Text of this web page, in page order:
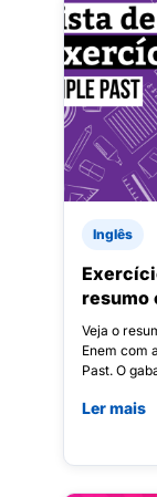
Inglês
resumo
Veja o
Enem com
Past. O
Ler mais